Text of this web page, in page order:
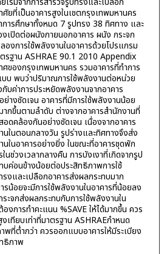
ยที่เป็นอาคารสูงในเชตกรุงเทพมหานคร
การศึกษาทั้งหมด 7 รูปทรง 38 ทิศทาง และ
เปิดต่อผนังภายนอกอาคาร ผนัง กระจก
องการใช้พลังงานในอาคารด้วยโปรแกรม
รฐาน ASHRAE 90.1 2010 Appendix
ของกรุงเทพมหานคร รวมอาคารที่ทำการ
บ พบว่าปริมาณการใช้พลังงานต่อหน่วย
ค่าการประหยัดพลังงานจากอาคาร
างชัดเจน อาคารที่มีการใช้พลังงานน้อย
ากขึ้นตามลำดับ ต่างจากอาคารสำนักงานที่
อดคล้องกันอย่างชัดเจน เนื่องจากอาคาร
นในตอนกลางวัน รูปร่างและทิศทางจึงส่ง
ในอาคารอย่างยิ่ง ในขณะที่อาคารชุดพัก
นช่วงเวลากลางคืน การบังเงาที่เกิดจากรูป
บค่อนข้างน้อยต่อประสิทธิภาพการใช้
งและเปลือกอาคารส่งผลกระทบมาก
น้อยจะมีการใช้พลังงานในอาคารที่น้อยลง
ะจกส่งผลกระทบกับการใช้พลังงานใน
งการทำคะแนน %SAVE ให้ได้มากขึ้น ควร
เทียบเท่าที่มาตรฐาน ASHRAEกำหนด
พที่ต่ำกว่า ควรออกแบบอาคารให้มีระเบียง
ธิภาพ